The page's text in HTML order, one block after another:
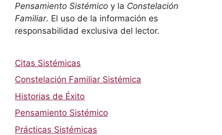
Pensamiento Sistémico y la Constelación
Familiar. El uso de la información es
responsabilidad exclusiva del lector.
Citas Sistémicas
Constelación Familiar Sistémica
Historias de Éxito
Pensamiento Sistémico
Prácticas Sistémicas